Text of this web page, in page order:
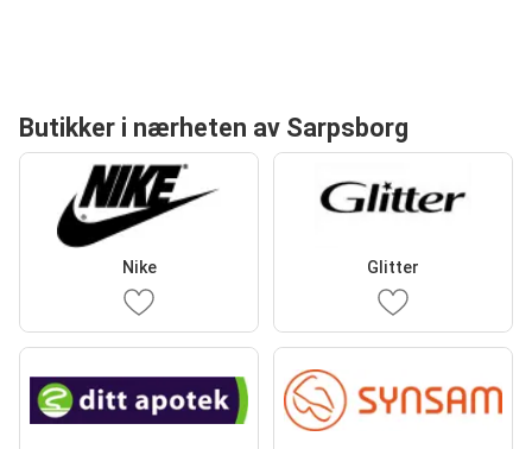
Butikker i nærheten av Sarpsborg
Nike Glitter